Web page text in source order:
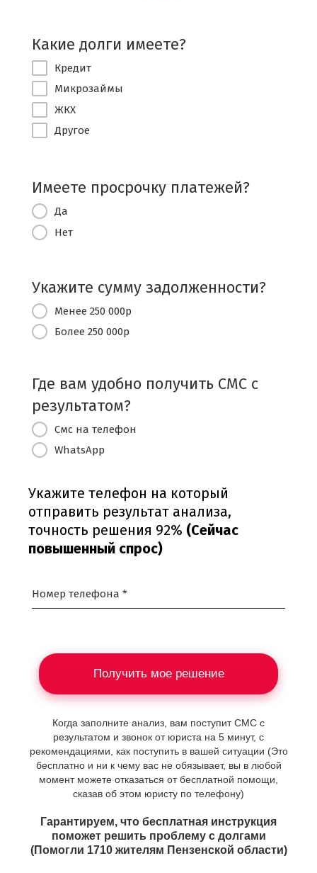
Какие долги имеете?
Кредит
Микрозаймы
ЖКХ
Другое
Имеете просрочку платежей?
Да
Нет
Укажите сумму задолженности?
Менее 250 000р
Более 250 000р
Где вам удобно получить СМС c
результатом?
Смс на телефон
WhatsApp
Укажите телефон на который
отправить результат анализа,
точность решения 92% (Сейчас
повышенный спрос)
Номер телефона *
Получить мое решение
Когда заполните анализ, вам поступит СМС с
результатом и звонок от юриста на 5 минут, с
рекомендациями, как поступить в вашей ситуации (Это
бесплатно и ни к чему вас не обязывает, вы в любой
момент можете отказаться от бесплатной помощи,
сказав об этом юристу по телефону)
Гарантируем, что бесплатная инструкция
поможет решить проблему с долгами
(Помогли 1710 жителям Пензенской области)